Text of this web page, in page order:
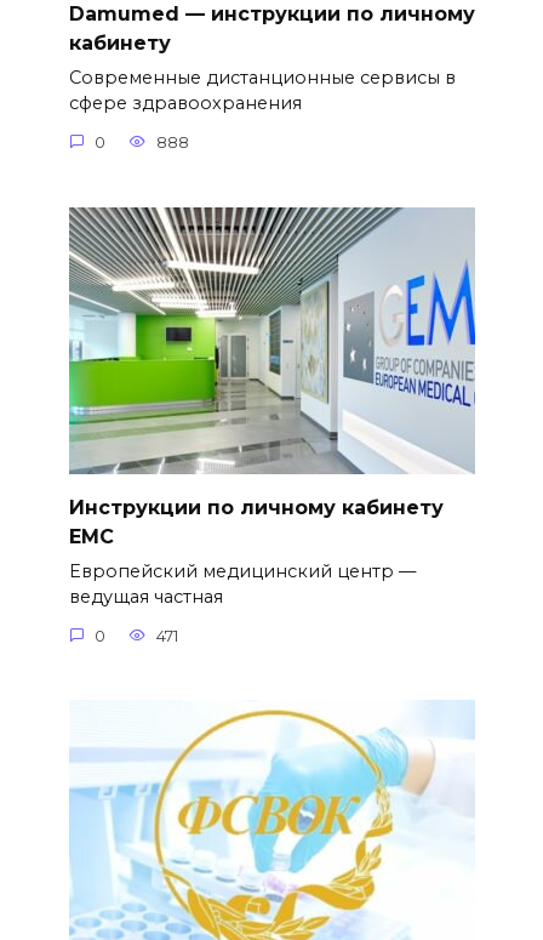
Damumed — инструкции по личному
кабинету
Современные дистанционные сервисы в
сфере здравоохранения
0 888
Инструкции по личному кабинету
EMC
Европейский медицинский центр —
ведущая частная
0 471